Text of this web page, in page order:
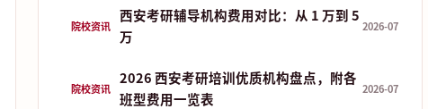
院校资讯
西安考研辅导机构费用对比：从 1 万到 5
万
2026-07
院校资讯
2026 西安考研培训优质机构盘点，附各
班型费用一览表
2026-07